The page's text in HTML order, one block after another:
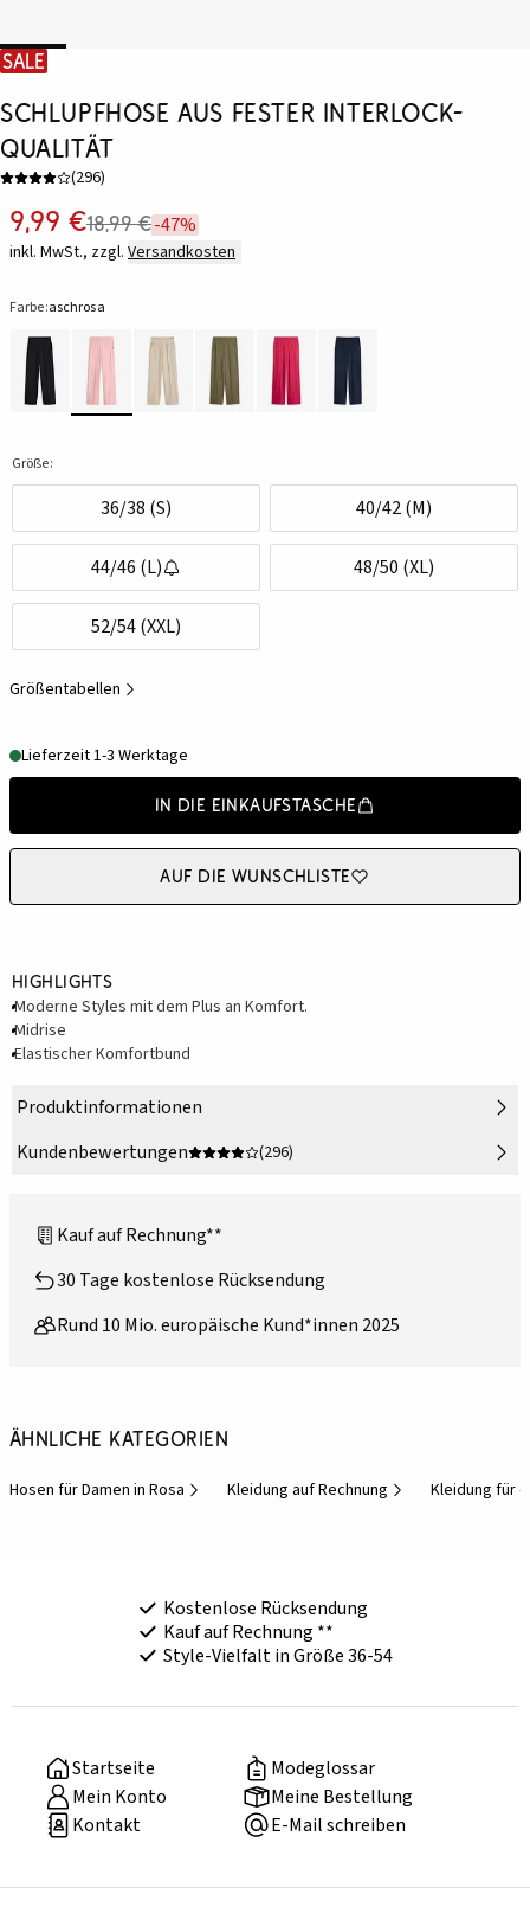
SALE
Schlupfhose aus fester Interlock-
Qualität
(296)
9,99 €18,99 €-47%
inkl. MwSt., zzgl. Versandkosten
Farbe:aschrosa
Größe:
36/38 (S) 40/42 (M)
44/46 (L) 48/50 (XL)
52/54 (XXL)
Größentabellen
Lieferzeit 1-3 Werktage
In die Einkaufstasche
Auf die Wunschliste
Highlights
Moderne Styles mit dem Plus an Komfort.
Midrise
Elastischer Komfortbund
Produktinformationen
Kundenbewertungen
(296)
Kauf auf Rechnung**
30 Tage kostenlose Rücksendung
Rund 10 Mio. europäische Kund*innen 2025
Ähnliche Kategorien
Hosen für Damen in Rosa Kleidung auf Rechnung Kleidung für
Kostenlose Rücksendung
Kauf auf Rechnung **
Style-Vielfalt in Größe 36-54
Startseite
Modeglossar
Mein Konto
Meine Bestellung
Kontakt
E-Mail schreiben